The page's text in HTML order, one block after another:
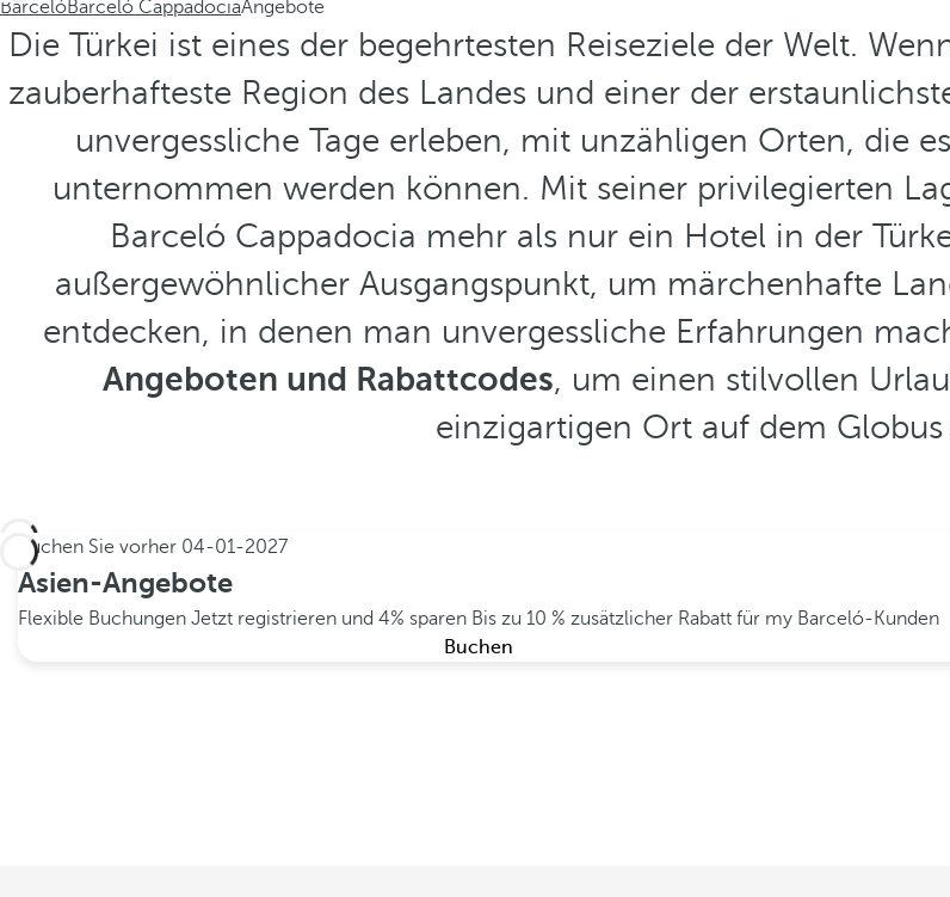
BarcelóBarceló CappadociaAngebote
Die Türkei ist eines der begehrtesten Reiseziele der Welt.
zauberhafteste Region des Landes und einer der
unvergessliche Tage erleben, mit unzähligen Orten, die
unternommen werden können. Mit seiner privilegierten
Barceló Cappadocia mehr als nur ein Hotel in der
außergewöhnlicher Ausgangspunkt, um märchenhafte
entdecken, in denen man unvergessliche Erfahrungen
Angeboten und Rabattcodes, um einen stilvollen
einzigartigen Ort auf dem
Buchen Sie vorher 04-01-2027
Asien-Angebote
Flexible Buchungen Jetzt registrieren und 4% sparen Bis zu 10 % zusätzlicher Rabatt für my Barceló-Kunden
Buchen